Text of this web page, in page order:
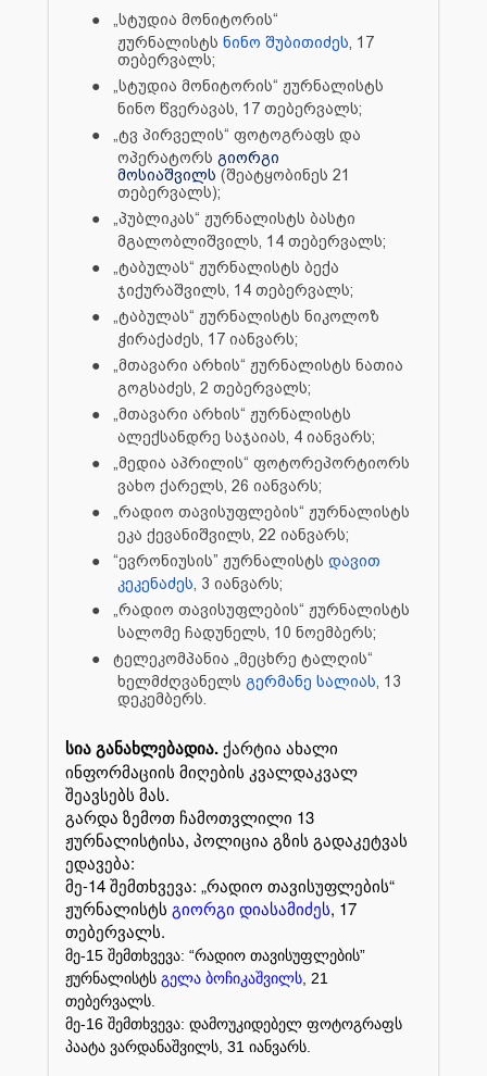
●
„სტუდია მონიტორის“
ჟურნალისტს ნინო შუბითიძეს , 17
თებერვალს;
●
„სტუდია მონიტორის“ ჟურნალისტს
ნინო წვერავას, 17 თებერვალს;
●
„ტვ პირველის“ ფოტოგრაფს და
ოპერატორს გიორგი
მოსიაშვილს (შეატყობინეს 21
თებერვალს);
●
„პუბლიკას“ ჟურნალისტს ბასტი
მგალობლიშვილს, 14 თებერვალს;
●
„ტაბულას“ ჟურნალისტს ბექა
ჯიქურაშვილს, 14 თებერვალს;
●
„ტაბულას“ ჟურნალისტს ნიკოლოზ
ჭირაქაძეს, 17 იანვარს;
●
„მთავარი არხის“ ჟურნალისტს ნათია
გოგსაძეს, 2 თებერვალს;
●
„მთავარი არხის“ ჟურნალისტს
ალექსანდრე საჯაიას, 4 იანვარს;
●
„მედია აპრილის“ ფოტორეპორტიორს
ვახო ქარელს, 26 იანვარს;
●
„რადიო თავისუფლების“ ჟურნალისტს
ეკა ქევანიშვილს, 22 იანვარს;
● “ევრონიუსის” ჟურნალისტს დავით
კეკენაძეს , 3 იანვარს;
●
„რადიო თავისუფლების“ ჟურნალისტს
სალომე ჩადუნელს , 10 ნოემბერს;
●
ტელეკომპანია „მეცხრე ტალღის“
ხელმძღვანელს გერმანე სალიას , 13
დეკემბერს.
სია განახლებადია. ქარტია ახალი
ინფორმაციის მიღების კვალდაკვალ
შეავსებს მას.
გარდა ზემოთ ჩამოთვლილი 13
ჟურნალისტისა, პოლიცია გზის გადაკეტვას
ედავება:
მე-14 შემთხვევა: „რადიო თავისუფლების“
ჟურნალისტს გიორგი დიასამიძეს, 17
თებერვალს.
მე-15 შემთხვევა: “რადიო თავისუფლების”
ჟურნალისტს გელა ბოჩიკაშვილს , 21
თებერვალს.
მე-16 შემთხვევა: დამოუკიდებელ ფოტოგრაფს
პაატა ვარდანაშვილს, 31 იანვარს.